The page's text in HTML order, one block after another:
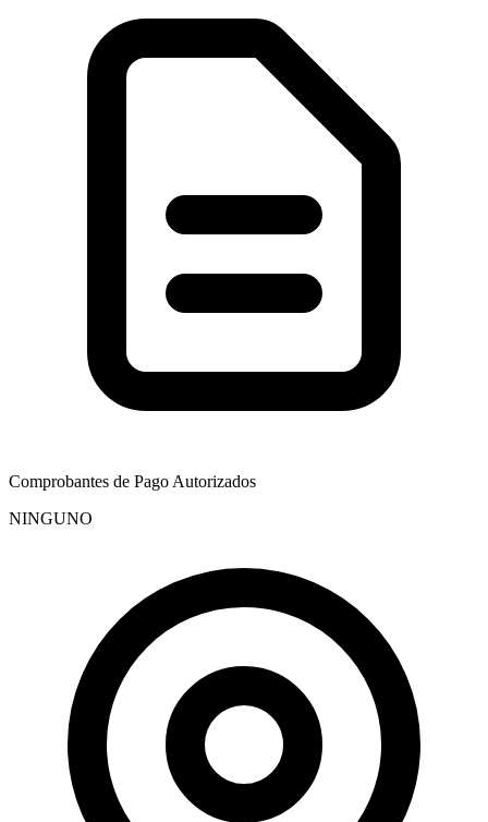
Comprobantes de Pago Autorizados
NINGUNO